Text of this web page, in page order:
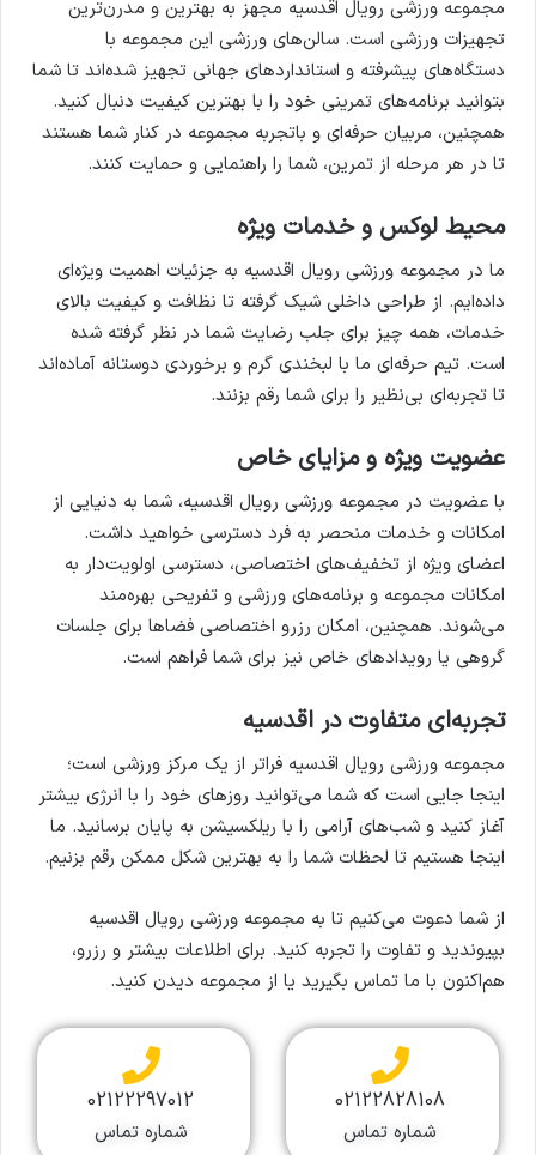
مجموعه ورزشی رویال اقدسیه مجهز به بهترین و مدرن‌ترین
تجهیزات ورزشی است. سالن‌های ورزشی این مجموعه با
دستگاه‌های پیشرفته و استانداردهای جهانی تجهیز شده‌اند تا شما
بتوانید برنامه‌های تمرینی خود را با بهترین کیفیت دنبال کنید.
همچنین، مربیان حرفه‌ای و باتجربه مجموعه در کنار شما هستند
تا در هر مرحله از تمرین، شما را راهنمایی و حمایت کنند.
محیط لوکس و خدمات ویژه
ما در مجموعه ورزشی رویال اقدسیه به جزئیات اهمیت ویژه‌ای
داده‌ایم. از طراحی داخلی شیک گرفته تا نظافت و کیفیت بالای
خدمات، همه چیز برای جلب رضایت شما در نظر گرفته شده
است. تیم حرفه‌ای ما با لبخندی گرم و برخوردی دوستانه آماده‌اند
تا تجربه‌ای بی‌نظیر را برای شما رقم بزنند.
عضویت ویژه و مزایای خاص
با عضویت در مجموعه ورزشی رویال اقدسیه، شما به دنیایی از
امکانات و خدمات منحصر به فرد دسترسی خواهید داشت.
اعضای ویژه از تخفیف‌های اختصاصی، دسترسی اولویت‌دار به
امکانات مجموعه و برنامه‌های ورزشی و تفریحی بهره‌مند
می‌شوند. همچنین، امکان رزرو اختصاصی فضاها برای جلسات
گروهی یا رویدادهای خاص نیز برای شما فراهم است.
تجربه‌ای متفاوت در اقدسیه
مجموعه ورزشی رویال اقدسیه فراتر از یک مرکز ورزشی است؛
اینجا جایی است که شما می‌توانید روزهای خود را با انرژی بیشتر
آغاز کنید و شب‌های آرامی را با ریلکسیشن به پایان برسانید. ما
اینجا هستیم تا لحظات شما را به بهترین شکل ممکن رقم بزنیم.
از شما دعوت می‌کنیم تا به مجموعه ورزشی رویال اقدسیه
بپیوندید و تفاوت را تجربه کنید. برای اطلاعات بیشتر و رزرو،
هم‌اکنون با ما تماس بگیرید یا از مجموعه دیدن کنید.
02122828108
شماره تماس
02122297012
شماره تماس